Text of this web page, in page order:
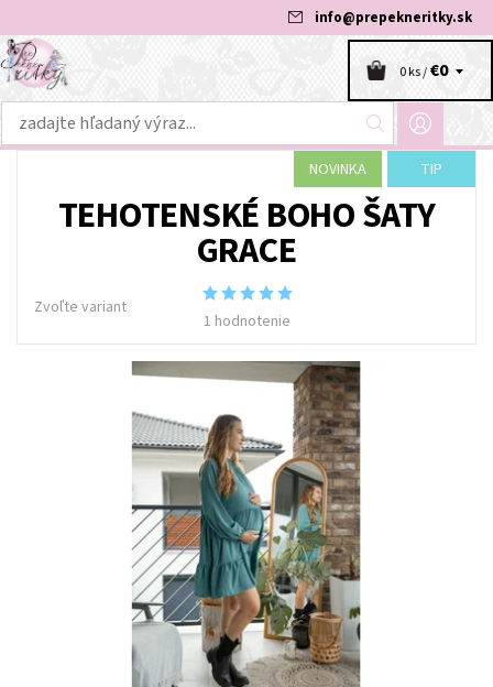
info@prepekneritky.sk
0 ks /€0
NOVINKA TIP
TEHOTENSKÉ BOHO ŠATY
GRACE
Zvoľte variant
1 hodnotenie